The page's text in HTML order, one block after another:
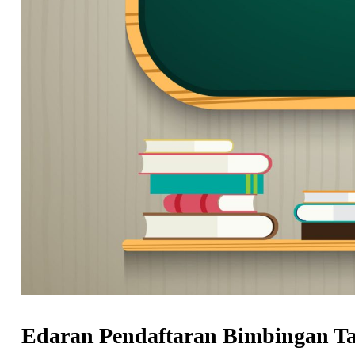
Edaran Pendaftaran Bimbingan